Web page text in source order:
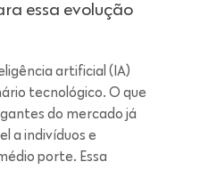
essa evolução
artificial (IA)
tecnológico. O que
do mercado já
a indivíduos e
porte. Essa